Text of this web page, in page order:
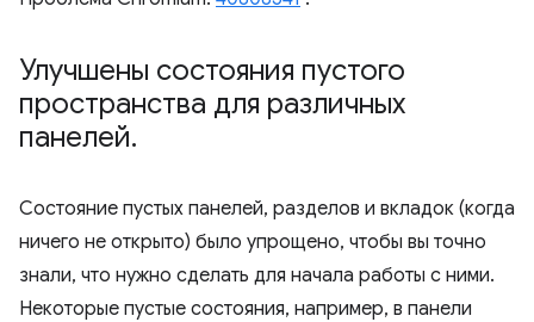
Улучшены состояния пустого
пространства для различных
панелей.
Состояние пустых панелей, разделов и вкладок (когда
ничего не открыто) было упрощено, чтобы вы точно
знали, что нужно сделать для начала работы с ними.
Некоторые пустые состояния, например, в панели